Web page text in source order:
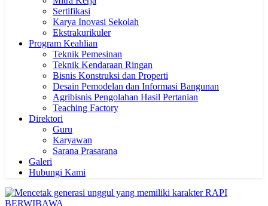
Sertifikasi
Karya Inovasi Sekolah
Ekstrakurikuler
Program Keahlian
Teknik Pemesinan
Teknik Kendaraan Ringan
Bisnis Konstruksi dan Properti
Desain Pemodelan dan Informasi Bangunan
Agribisnis Pengolahan Hasil Pertanian
Teaching Factory
Direktori
Guru
Karyawan
Sarana Prasarana
Galeri
Hubungi Kami